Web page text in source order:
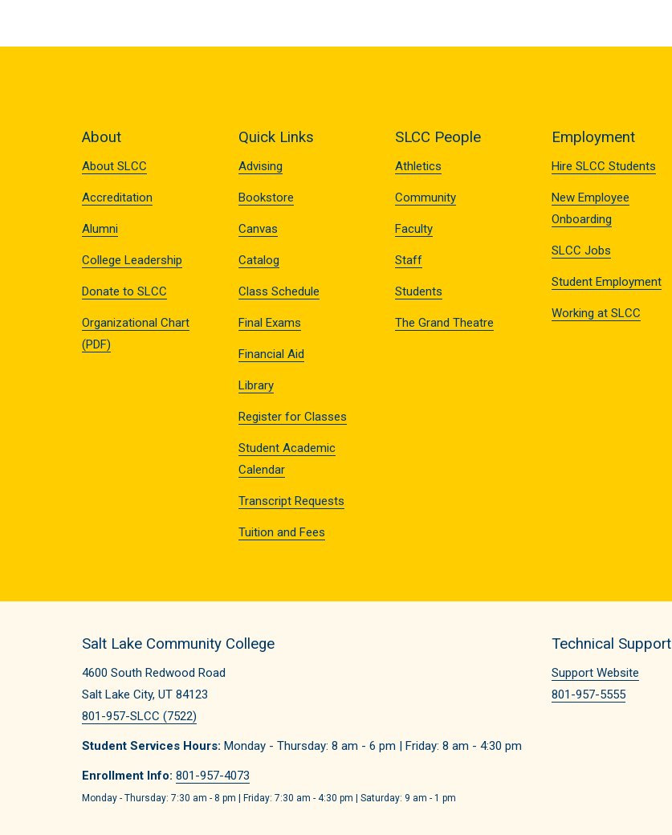
About
About SLCC
Accreditation
Alumni
College Leadership
Donate to SLCC
Organizational Chart
(PDF)
Quick Links
Advising
Bookstore
Canvas
Catalog
Class Schedule
Final Exams
Financial Aid
Library
Register for Classes
Student Academic
Calendar
Transcript Requests
Tuition and Fees
SLCC People
Athletics
Community
Faculty
Staff
Students
The Grand Theatre
Employment
Hire SLCC Students
New Employee
Onboarding
SLCC Jobs
Student Employment
Working at SLCC
Salt Lake Community College
4600 South Redwood Road
Salt Lake City, UT 84123
801-957-SLCC (7522)
Student Services Hours: Monday - Thursday: 8 am - 6 pm | Friday: 8 am - 4:30 pm
Enrollment Info: 801-957-4073
Monday - Thursday: 7:30 am - 8 pm | Friday: 7:30 am - 4:30 pm | Saturday: 9 am - 1 pm
Technical Support
Support Website
801-957-5555